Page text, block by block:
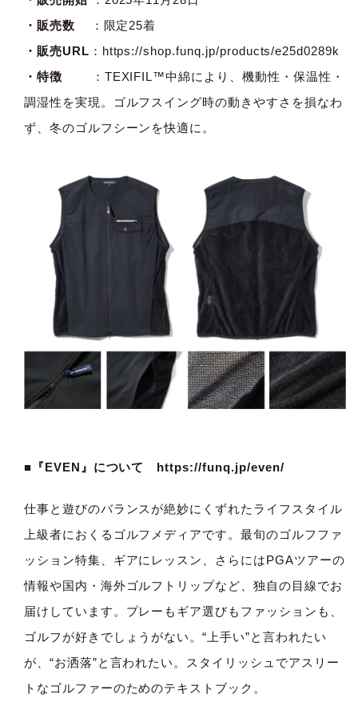
・販売数
：限定25着
・販売URL ： https://shop.funq.jp/products/e25d0289k
・特徴
：TEXIFIL™中綿により、機動性・保温性・
調湿性を実現。ゴルフスイング時の動きやすさを損なわ
ず、冬のゴルフシーンを快適に。
■『EVEN』について https://funq.jp/even/
仕事と遊びのバランスが絶妙にくずれたライフスタイル
上級者におくるゴルフメディアです。最旬のゴルフファ
ッション特集、ギアにレッスン、さらにはPGAツアーの
情報や国内・海外ゴルフトリップなど、独自の目線でお
届けしています。プレーもギア選びもファッションも、
ゴルフが好きでしょうがない。“上手い”と言われたい
が、“お洒落”と言われたい。スタイリッシュでアスリー
トなゴルファーのためのテキストブック。